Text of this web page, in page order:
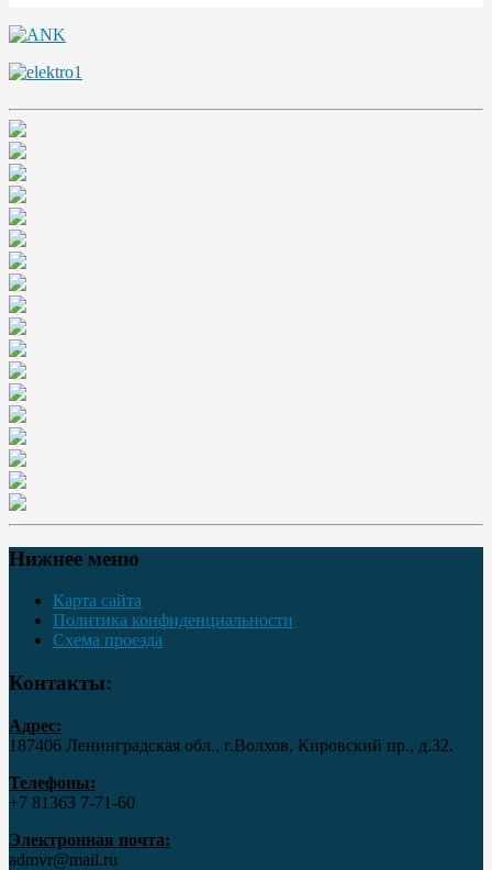
Нижнее меню
Карта сайта
Политика конфиденциальности
Схема проезда
Контакты:
Адрес:
187406 Ленинградская обл., г.Волхов, Кировский пр., д.32.
Телефоны:
+7 81363 7‑71-60
Электронная почта:
admvr@mail.ru